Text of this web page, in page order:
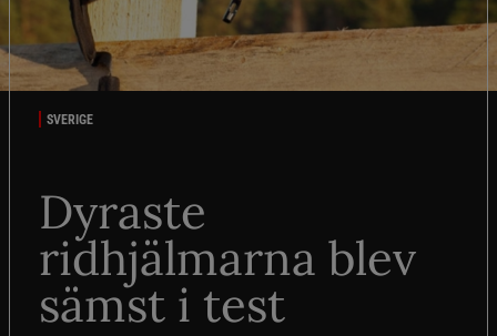
SVERIGE
Dyraste
ridhjälmarna blev
sämst i test